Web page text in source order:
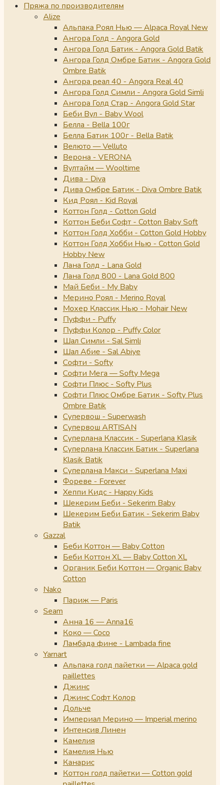
Пряжа по производителям
Alize
Альпака Роял Нью — Alpaca Royal New
Ангора Голд - Angora Gold
Ангора Голд Батик - Angora Gold Batik
Ангора Голд Омбре Батик - Angora Gold
Ombre Batik
Ангора реал 40 - Angora Real 40
Ангора Голд Симли - Angora Gold Simli
Ангора Голд Стар - Angora Gold Star
Беби Вул - Baby Wool
Белла - Bella 100г
Белла Батик 100г - Bella Batik
Велюто — Velluto
Верона - VERONA
Вултайм — Wooltime
Дива - Diva
Дива Омбре Батик - Diva Ombre Batik
Кид Роял - Kid Royal
Коттон Голд - Cotton Gold
Коттон Беби Софт - Cotton Baby Soft
Коттон Голд Хобби - Cotton Gold Hobby
Коттон Голд Хобби Нью - Cotton Gold
Hobby New
Лана Голд - Lana Gold
Лана Голд 800 - Lana Gold 800
Май Беби - My Baby
Мерино Роял - Merino Royal
Мохер Классик Нью - Mohair New
Пуффи - Puffy
Пуффи Колор - Puffy Color
Шал Симли - Sal Simli
Шал Абие - Sal Abiye
Софти - Softy
Софти Мега — Softy Mega
Софти Плюс - Softy Plus
Софти Плюс Омбре Батик - Softy Plus
Ombre Batik
Супервош - Superwash
Супервош ARTISAN
Суперлана Классик - Superlana Klasik
Суперлана Классик Батик - Superlana
Klasik Batik
Суперлана Макси - Superlana Maxi
Фореве - Forever
Хеппи Кидс - Happy Kids
Шекерим Беби - Sekerim Baby
Шекерим Беби Батик - Sekerim Baby
Batik
Gazzal
Беби Коттон — Baby Cotton
Беби Коттон XL — Baby Cotton XL
Органик Беби Коттон — Organic Baby
Cotton
Nako
Париж — Paris
Seam
Анна 16 — Anna16
Коко — Coco
Ламбада фине - Lambada fine
Yarnart
Альпака голд пайетки — Alpaca gold
paillettes
Джинс
Джинс Софт Колор
Дольче
Империал Мерино — Imperial merino
Интенсив Линен
Камелия
Камелия Нью
Канарис
Коттон голд пайетки — Cotton gold